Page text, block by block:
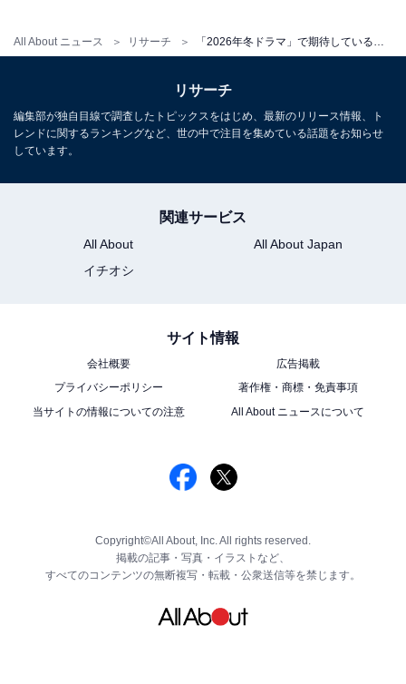
All About ニュース リサーチ 「2026年冬ドラマ」で期待している主演俳優ランキング！ 『再会』の「竹内涼真」を抑えた1位は？
リサーチ
編集部が独自目線で調査したトピックスをはじめ、最新のリリース情報、ト
レンドに関するランキングなど、世の中で注目を集めている話題をお知らせ
しています。
関連サービス
All About
All About Japan
イチオシ
サイト情報
会社概要
広告掲載
プライバシーポリシー
著作権・商標・免責事項
当サイトの情報についての注意
All About ニュースについて
Copyright©All About, Inc. All rights reserved.
掲載の記事・写真・イラストなど、
すべてのコンテンツの無断複写・転載・公衆送信等を禁じます。